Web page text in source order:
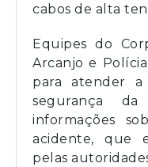
cabos de alta
Equipes do
Arcanjo e
para atender
segurança
informações
acidente, que
pelas